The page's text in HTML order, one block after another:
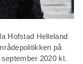
Hofstad Helleland
på
2020 kl.